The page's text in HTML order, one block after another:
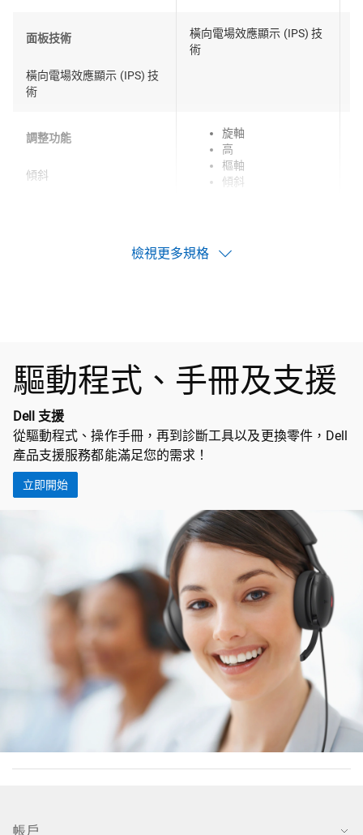
面板技術
橫向電場效應顯示 (IPS) 技
術
橫向電場效應顯示 (IPS) 技
術
調整功能
傾斜
旋軸
高
樞軸
傾斜
檢視更多規格
驅動程式、手冊及支援
Dell 支援
從驅動程式、操作手冊，再到診斷工具以及更換零件，Dell
產品支援服務都能滿足您的需求！
立即開始
帳戶